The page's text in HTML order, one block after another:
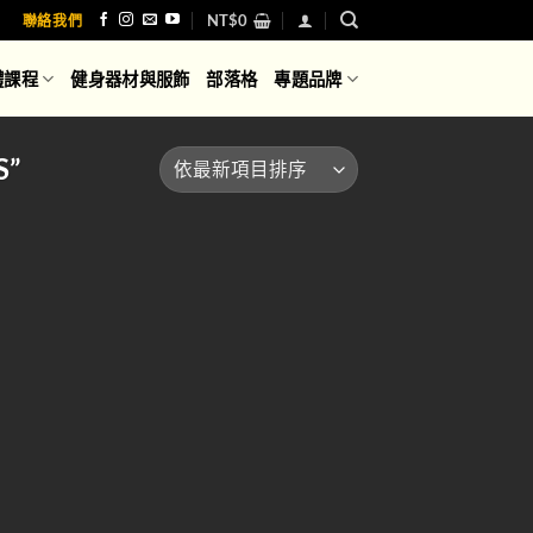
聯絡我們 NT$0
課程 健身器材與服飾 部落格 專題品牌